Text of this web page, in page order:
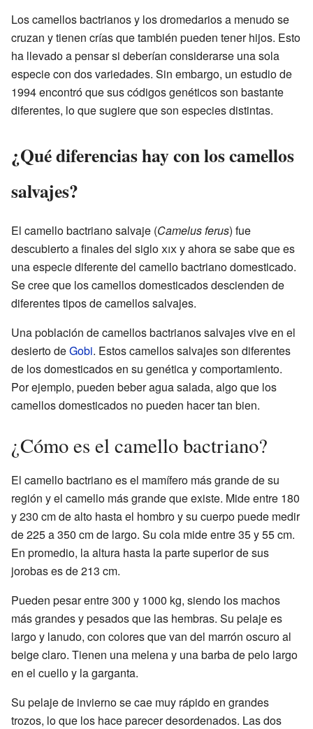
Los camellos bactrianos y los dromedarios a menudo se
cruzan y tienen crías que también pueden tener hijos. Esto
ha llevado a pensar si deberían considerarse una sola
especie con dos variedades. Sin embargo, un estudio de
1994 encontró que sus códigos genéticos son bastante
diferentes, lo que sugiere que son especies distintas.
¿Qué diferencias hay con los camellos
salvajes?
El camello bactriano salvaje (Camelus ferus) fue
descubierto a finales del sigloxixy ahora se sabe que es
una especie diferente del camello bactriano domesticado.
Se cree que los camellos domesticados descienden de
diferentes tipos de camellos salvajes.
Una población de camellos bactrianos salvajes vive en el
desierto deGobi. Estos camellos salvajes son diferentes
de los domesticados en su genética y comportamiento.
Por ejemplo, pueden beber agua salada, algo que los
camellos domesticados no pueden hacer tan bien.
¿Cómo es el camello bactriano?
El camello bactriano es el mamífero más grande de su
región y el camello más grande que existe. Mide entre 180
y 230 cm de alto hasta el hombro y su cuerpo puede medir
de 225 a 350 cm de largo. Su cola mide entre 35 y 55 cm.
En promedio, la altura hasta la parte superior de sus
jorobas es de 213 cm.
Pueden pesar entre 300 y 1000 kg, siendo los machos
más grandes y pesados que las hembras. Su pelaje es
largo y lanudo, con colores que van del marrón oscuro al
beige claro. Tienen una melena y una barba de pelo largo
en el cuello y la garganta.
Su pelaje de invierno se cae muy rápido en grandes
trozos, lo que los hace parecer desordenados. Las dos